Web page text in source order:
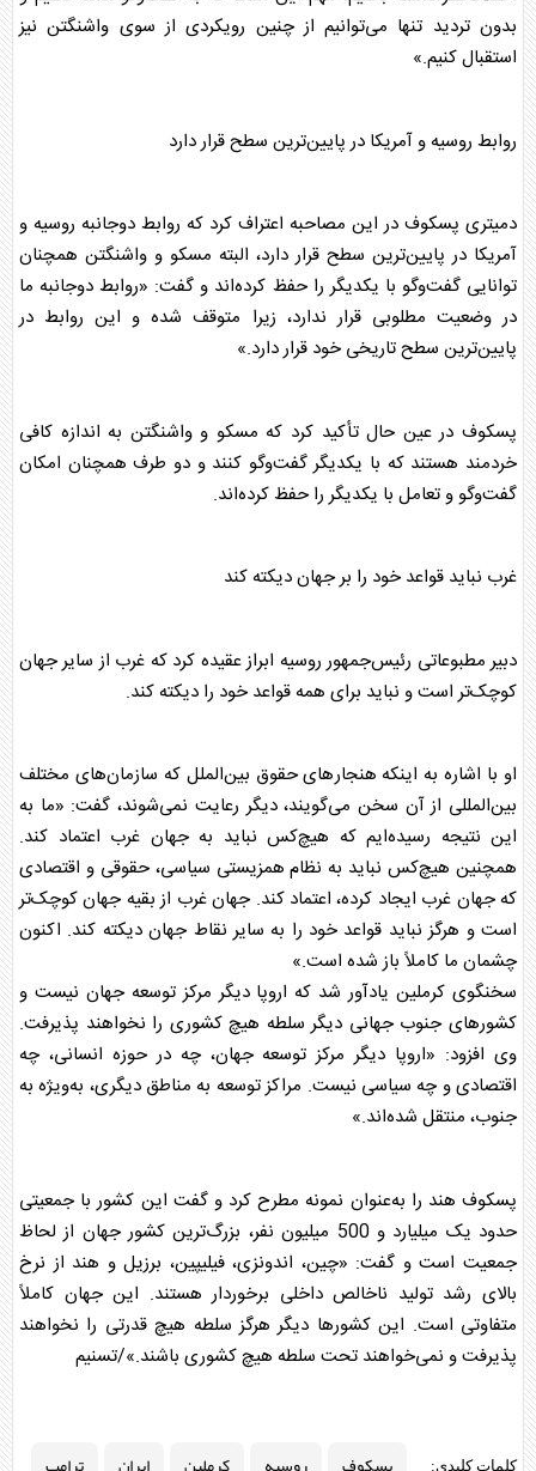
بدون تردید تنها می‌توانیم از چنین رویکردی از سوی واشنگتن نیز
استقبال کنیم.»
روابط روسیهو آمریکا در پایین‌ترین سطح قرار دارد
دمیتری پسکوف در این مصاحبه اعتراف کرد که روابط دوجانبه روسیه و
آمریکا در پایین‌ترین سطح قرار دارد، البته مسکو و واشنگتن همچنان
توانایی گفت‌وگو با یکدیگر را حفظ کرده‌اند و گفت: «روابط دوجانبه ما
در وضعیت مطلوبی قرار ندارد، زیرا متوقف شده و این روابط در
پایین‌ترین سطح تاریخی خود قرار دارد.»
پسکوف در عین حال تأکید کرد که مسکو و واشنگتن به اندازه کافی
خردمند هستند که با یکدیگر گفت‌وگو کنند و دو طرف همچنان امکان
گفت‌وگو و تعامل با یکدیگر را حفظ کرده‌اند.
غرب نباید قواعد خود را بر جهان دیکته کند
دبیر مطبوعاتی رئیس‌جمهور روسیه ابراز عقیده کرد که غرب از سایر جهان
کوچک‌تر است و نباید برای همه قواعد خود را دیکته کند.
او با اشاره به اینکه هنجارهای حقوق بین‌الملل که سازمان‌های مختلف
بین‌المللی از آن سخن می‌گویند، دیگر رعایت نمی‌شوند، گفت: «ما به
این نتیجه رسیده‌ایم که هیچ‌کس نباید به جهان غرب اعتماد کند.
همچنین هیچ‌کس نباید به نظام همزیستی سیاسی، حقوقی و اقتصادی
که جهان غرب ایجاد کرده، اعتماد کند. جهان غرب از بقیه جهان کوچک‌تر
است و هرگز نباید قواعد خود را به سایر نقاط جهان دیکته کند. اکنون
چشمان ما کاملاً باز شده است.»
سخنگوی کرملینیادآور شد که اروپا دیگر مرکز توسعه جهان نیست و
کشورهای جنوب جهانی دیگر سلطه هیچ کشوری را نخواهند پذیرفت.
وی افزود: «اروپا دیگر مرکز توسعه جهان، چه در حوزه انسانی، چه
اقتصادی و چه سیاسی نیست. مراکز توسعه به مناطق دیگری، به‌ویژه به
جنوب، منتقل شده‌اند.»
پسکوف هند را به‌عنوان نمونه مطرح کرد و گفت این کشور با جمعیتی
حدود یک میلیارد و 500 میلیون نفر، بزرگ‌ترین کشور جهان از لحاظ
جمعیت است و گفت: «چین، اندونزی، فیلیپین، برزیل و هند از نرخ
بالای رشد تولید ناخالص داخلی برخوردار هستند. این جهان کاملاً
متفاوتی است. این کشورها دیگر هرگز سلطه هیچ قدرتی را نخواهند
پذیرفت و نمی‌خواهند تحت سلطه هیچ کشوری باشند.»/تسنیم
کلمات کلیدی: